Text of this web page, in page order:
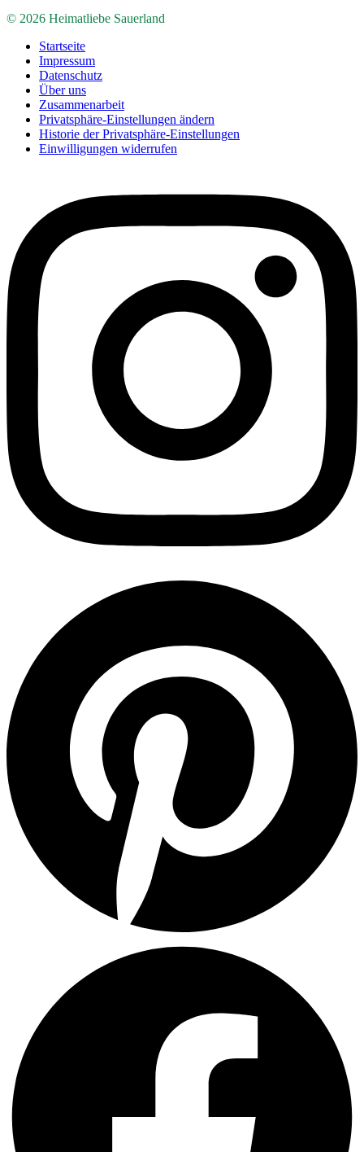
© 2026 Heimatliebe Sauerland
Startseite
Impressum
Datenschutz
Über uns
Zusammenarbeit
Privatsphäre-Einstellungen ändern
Historie der Privatsphäre-Einstellungen
Einwilligungen widerrufen